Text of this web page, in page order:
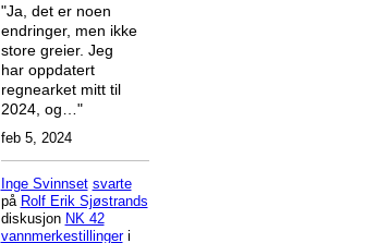
"Ja, det er noen
endringer, men ikke
store greier. Jeg
har oppdatert
regnearket mitt til
2024, og…"
feb 5, 2024
Inge Svinnset svarte
på Rolf Erik Sjøstrands
diskusjon NK 42
vannmerkestillingeri